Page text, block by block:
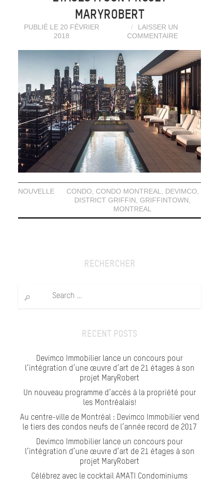
MARYROBERT
PUBLIÉ LE 20 FÉVRIER
2018
LAISSER UN
COMMENTAIRE
NOUVELLE CONDO CONDO MONTREAL DEVIMCO
DISTRICT GRIFFIN
GRIFFINTOWN
MONTREAL
RECHERCHER
RECENT POSTS
Devimco Immobilier lance un concours pour
l’intégration d’une œuvre d’art de 21 étages à son
projet MaryRobert
Un nouveau programme d’accès à la propriété pour
les Montréalais!
Au centre-ville de Montréal : Devimco Immobilier vend
le tiers des condos neufs de l’année record de 2017
Devimco Immobilier lance un concours pour
l’intégration d’une œuvre d’art de 21 étages à son
projet MaryRobert
Célébrez avec le cocktail AMATI Condominiums